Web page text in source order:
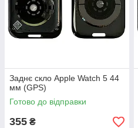
Заднє скло Apple Watch 5 44
мм (GPS)
Готово до відправки
355 ₴